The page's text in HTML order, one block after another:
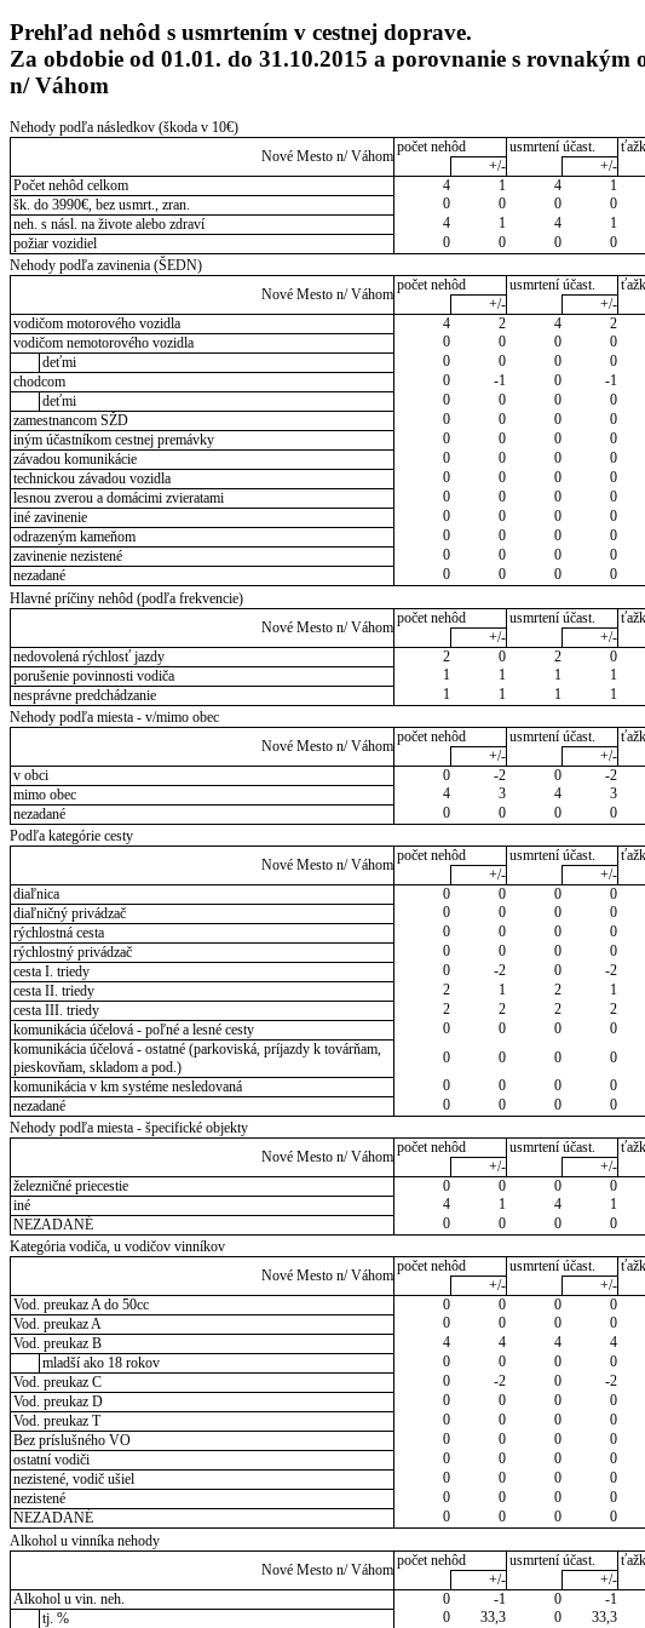
Prehľad nehôd s usmrtením v cestnej doprave.
Za obdobie od 01.01. do 31.10.2015 a porovnanie s
n/ Váhom
Nehody podľa následkov (škoda v 10€)
Nové Mesto n/ Váhom
počet nehôd usmrtení účast.
+/-
+/-
Počet nehôd celkom
4 1 4 1
šk. do 3990€, bez usmrt., zran.
0 0 0 0
neh. s násl. na živote alebo zdraví
4 1 4 1
požiar vozidiel
0 0 0 0
Nehody podľa zavinenia (ŠEDN)
Nové Mesto n/ Váhom
počet nehôd usmrtení účast.
+/-
+/-
vodičom motorového vozidla
4 2 4 2
vodičom nemotorového vozidla
0 0 0 0
deťmi
0 0 0 0
chodcom
0 -1 0 -1
deťmi
0 0 0 0
zamestnancom SŽD
0 0 0 0
iným účastníkom cestnej premávky
0 0 0 0
závadou komunikácie
0 0 0 0
technickou závadou vozidla
0 0 0 0
lesnou zverou a domácimi zvieratami
0 0 0 0
iné zavinenie
0 0 0 0
odrazeným kameňom
0 0 0 0
zavinenie nezistené
0 0 0 0
nezadané
0 0 0 0
Hlavné príčiny nehôd (podľa frekvencie)
Nové Mesto n/ Váhom
počet nehôd usmrtení účast.
+/-
+/-
nedovolená rýchlosť jazdy
2 0 2 0
porušenie povinnosti vodiča
1 1 1 1
nesprávne predchádzanie
1 1 1 1
Nehody podľa miesta - v/mimo obec
Nové Mesto n/ Váhom
počet nehôd usmrtení účast.
+/-
+/-
v obci
0 -2 0 -2
mimo obec
4 3 4 3
nezadané
0 0 0 0
Podľa kategórie cesty
Nové Mesto n/ Váhom
počet nehôd usmrtení účast.
+/-
+/-
diaľnica
0 0 0 0
diaľničný privádzač
0 0 0 0
rýchlostná cesta
0 0 0 0
rýchlostný privádzač
0 0 0 0
cesta I. triedy
0 -2 0 -2
cesta II. triedy
2 1 2 1
cesta III. triedy
2 2 2 2
komunikácia účelová - poľné a lesné cesty
0 0 0 0
komunikácia účelová - ostatné (parkoviská, príjazdy k továrňam,
pieskovňam, skladom a pod.)
0 0 0 0
komunikácia v km systéme nesledovaná
0 0 0 0
nezadané
0 0 0 0
Nehody podľa miesta - špecifické objekty
Nové Mesto n/ Váhom
počet nehôd usmrtení účast.
+/-
+/-
železničné priecestie
0 0 0 0
iné
4 1 4 1
NEZADANÉ
0 0 0 0
Kategória vodiča, u vodičov vinníkov
Nové Mesto n/ Váhom
počet nehôd usmrtení účast.
+/-
+/-
Vod. preukaz A do 50cc
0 0 0 0
Vod. preukaz A
0 0 0 0
Vod. preukaz B
4 4 4 4
mladší ako 18 rokov
0 0 0 0
Vod. preukaz C
0 -2 0 -2
Vod. preukaz D
0 0 0 0
Vod. preukaz T
0 0 0 0
Bez príslušného VO
0 0 0 0
ostatní vodiči
0 0 0 0
nezistené, vodič ušiel
0 0 0 0
nezistené
0 0 0 0
NEZADANÉ
0 0 0 0
Alkohol u vinníka nehody
Nové Mesto n/ Váhom
počet nehôd usmrtení účast.
+/-
+/-
Alkohol u vin. neh.
0 -1 0 -1
tj. %
0 33,3 0 33,3